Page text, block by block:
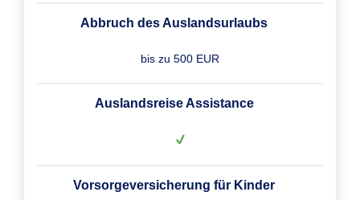
Abbruch des Auslandsurlaubs
bis zu 500 EUR
Auslandsreise Assistance
Vorsorgeversicherung für Kinder